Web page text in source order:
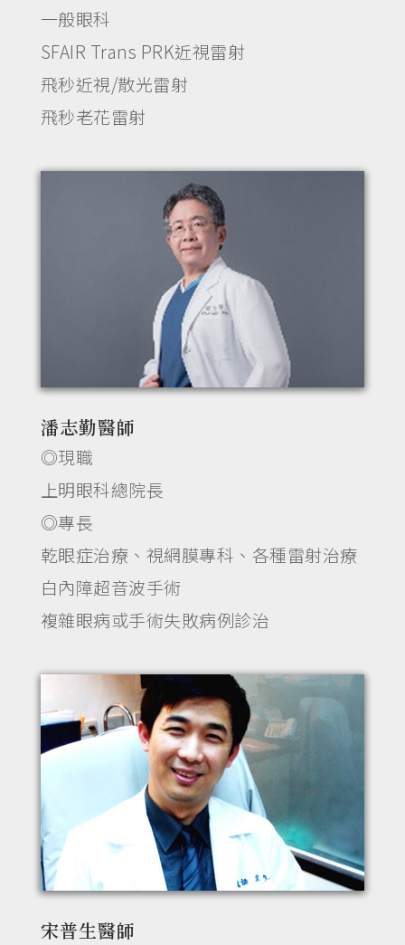
一般眼科
SFAIR Trans PRK近視雷射
飛秒近視/散光雷射
飛秒老花雷射
潘志勤醫師
◎現職
上明眼科總院長
◎專長
乾眼症治療、視網膜專科、各種雷射治療
白內障超音波手術
複雜眼病或手術失敗病例診治
宋普生醫師